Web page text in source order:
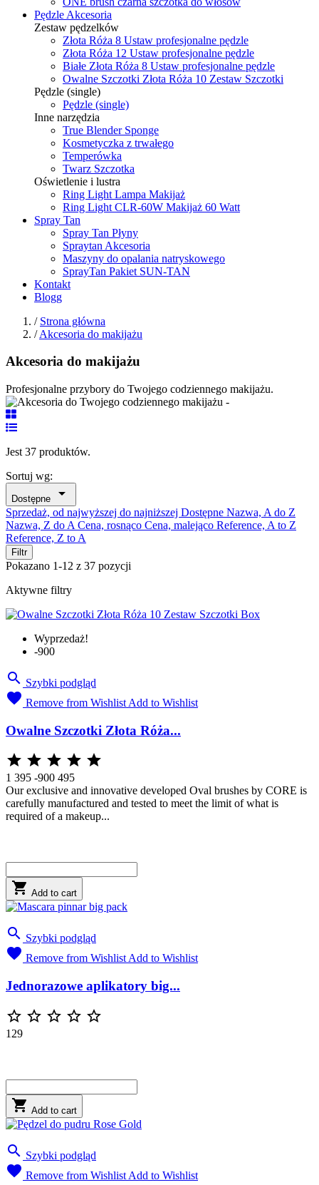
Pędzle Akcesoria
Zestaw pędzelków
Złota Róża 8 Ustaw profesjonalne pędzle
Złota Róża 12 Ustaw profesjonalne pędzle
Białe Złota Róża 8 Ustaw profesjonalne pędzle
Owalne Szczotki Złota Róża 10 Zestaw Szczotki
Pędzle (single)
Pędzle (single)
Inne narzędzia
True Blender Sponge
Kosmetyczka z trwałego
Temperówka
Twarz Szczotka
Oświetlenie i lustra
Ring Light Lampa Makijaż
Ring Light CLR-60W Makijaż 60 Watt
Spray Tan
Spray Tan Płyny
Spraytan Akcesoria
Maszyny do opalania natryskowego
SprayTan Pakiet SUN-TAN
Kontakt
Blogg
/ Strona główna
/ Akcesoria do makijażu
Akcesoria do makijażu
Profesjonalne przybory do Twojego codziennego makijażu.
Jest 37 produktów.
Sortuj wg:
Dostępne 
Sprzedaż, od najwyższej do najniższej Dostępne Nazwa, A do Z
Nazwa, Z do A Cena, rosnąco Cena, malejąco Reference, A to Z
Reference, Z to A
Filtr
Pokazano 1-12 z 37 pozycji
Aktywne filtry
Wyprzedaż!
-900
 Szybki podgląd
 Remove from Wishlist Add to Wishlist
Owalne Szczotki Złota Róża...
    
1 395 -900 495
Our exclusive and innovative developed Oval brushes by CORE is
carefully manufactured and tested to meet the limit of what is
required of a makeup...
 Add to cart
 Szybki podgląd
 Remove from WishlistAdd to Wishlist
Jednorazowe aplikatory big...
    
129
 Add to cart
 Szybki podgląd
 Remove from Wishlist Add to Wishlist